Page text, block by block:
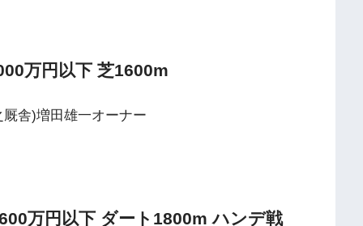
万円以下 芝1600m
舎)増田雄一オーナー
万円以下 ダート1800m ハンデ戦